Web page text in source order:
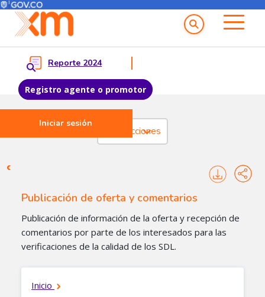
Pasar al contenido principal
Menú del Usuario
Reporte 2024
Registro agente o promotor
Iniciar sesión
Menu principal
Transacciones Liquidaciones
Transacciones
Publicación de oferta y comentarios
Publicación de información de la oferta y recepción de
comentarios por parte de los interesados para las
verificaciones de la calidad de los SDL.